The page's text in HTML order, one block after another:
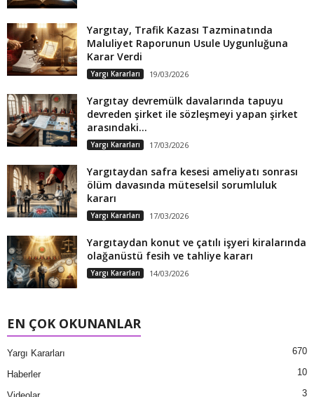
Yargıtay, Trafik Kazası Tazminatında
Maluliyet Raporunun Usule Uygunluğuna
Karar Verdi
Yargı Kararları 19/03/2026
Yargıtay devremülk davalarında tapuyu
devreden şirket ile sözleşmeyi yapan şirket
arasındaki...
Yargı Kararları 17/03/2026
Yargıtaydan safra kesesi ameliyatı sonrası
ölüm davasında müteselsil sorumluluk
kararı
Yargı Kararları 17/03/2026
Yargıtaydan konut ve çatılı işyeri kiralarında
olağanüstü fesih ve tahliye kararı
Yargı Kararları 14/03/2026
EN ÇOK OKUNANLAR
Yargı Kararları 670
Haberler 10
3